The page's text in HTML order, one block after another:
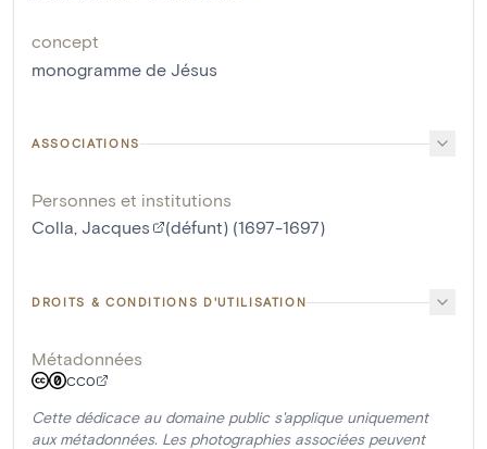
concept
monogramme de Jésus
ASSOCIATIONS
Personnes et institutions
Colla, Jacques
(défunt) (1697-1697)
DROITS & CONDITIONS D'UTILISATION
Métadonnées
CC0
Cette dédicace au domaine public s'applique uniquement
aux métadonnées. Les photographies associées peuvent